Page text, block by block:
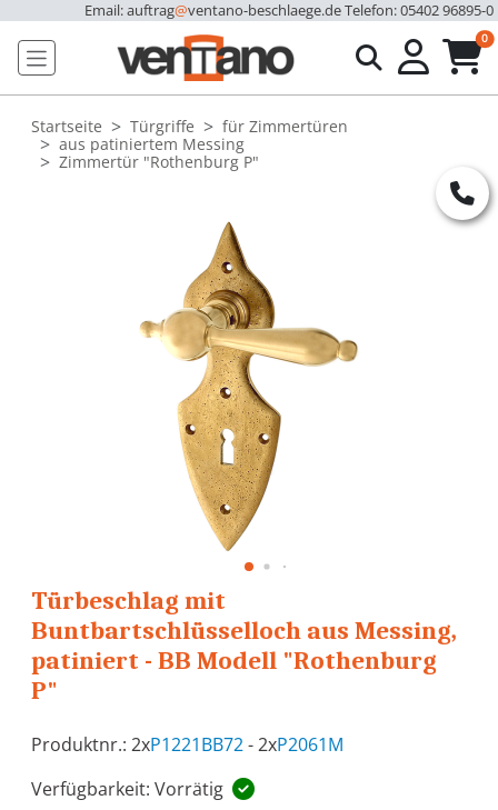
Email: auftrag@ventano-beschlaege.deTelefon: 05402 96895-0
0
Startseite Türgriffe
für Zimmertüren
aus patiniertem Messing
Zimmertür "Rothenburg P"
Türbeschlag mit
Buntbartschlüsselloch aus Messing,
patiniert - BB Modell "Rothenburg
P"
Produktnr.: 2xP1221BB72- 2xP2061M
Verfügbarkeit: Vorrätig